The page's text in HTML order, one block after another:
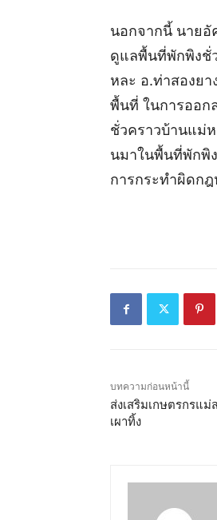
นอกจากนี้ นายอั
ดูแลพื้นที่พักพิงชั่
หละ อ.ท่าสองย
พื้นที่ ในการออก
ชั่วคราวบ้านแม่
นมาในพื้นที่พักพิ
การกระทำผิดก
บทความก่อนหน้านี้
ส่งเสริมเกษตรกรแ
เผาทิ้ง